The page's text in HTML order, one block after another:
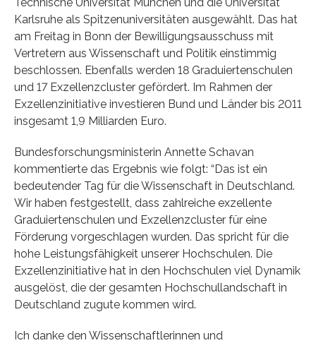
Karlsruhe als Spitzenuniversitäten ausgewählt. Das hat
am Freitag in Bonn der Bewilligungsausschuss mit
Vertretern aus Wissenschaft und Politik einstimmig
beschlossen. Ebenfalls werden 18 Graduiertenschulen
und 17 Exzellenzcluster gefördert. Im Rahmen der
Exzellenzinitiative investieren Bund und Länder bis 2011
insgesamt 1,9 Milliarden Euro.
Bundesforschungsministerin Annette Schavan
kommentierte das Ergebnis wie folgt: “Das ist ein
bedeutender Tag für die Wissenschaft in Deutschland.
Wir haben festgestellt, dass zahlreiche exzellente
Graduiertenschulen und Exzellenzcluster für eine
Förderung vorgeschlagen wurden. Das spricht für die
hohe Leistungsfähigkeit unserer Hochschulen. Die
Exzellenzinitiative hat in den Hochschulen viel Dynamik
ausgelöst, die der gesamten Hochschullandschaft in
Deutschland zugute kommen wird.
Ich danke den Wissenschaftlerinnen und